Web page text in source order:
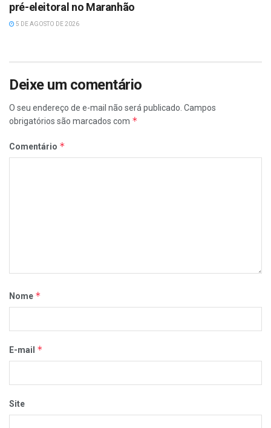
pré-eleitoral no Maranhão
5 DE AGOSTO DE 2026
Deixe um comentário
O seu endereço de e-mail não será publicado. Campos
obrigatórios são marcados com *
Comentário *
Nome *
E-mail *
Site